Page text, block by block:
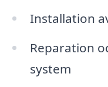
Installation
Reparation
system